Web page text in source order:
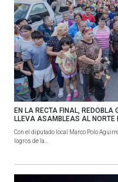
EN LA RECTA FINAL, REDOBLA
LLEVA ASAMBLEAS AL NORTE
Con el diputado local Marco Polo
logros de la...